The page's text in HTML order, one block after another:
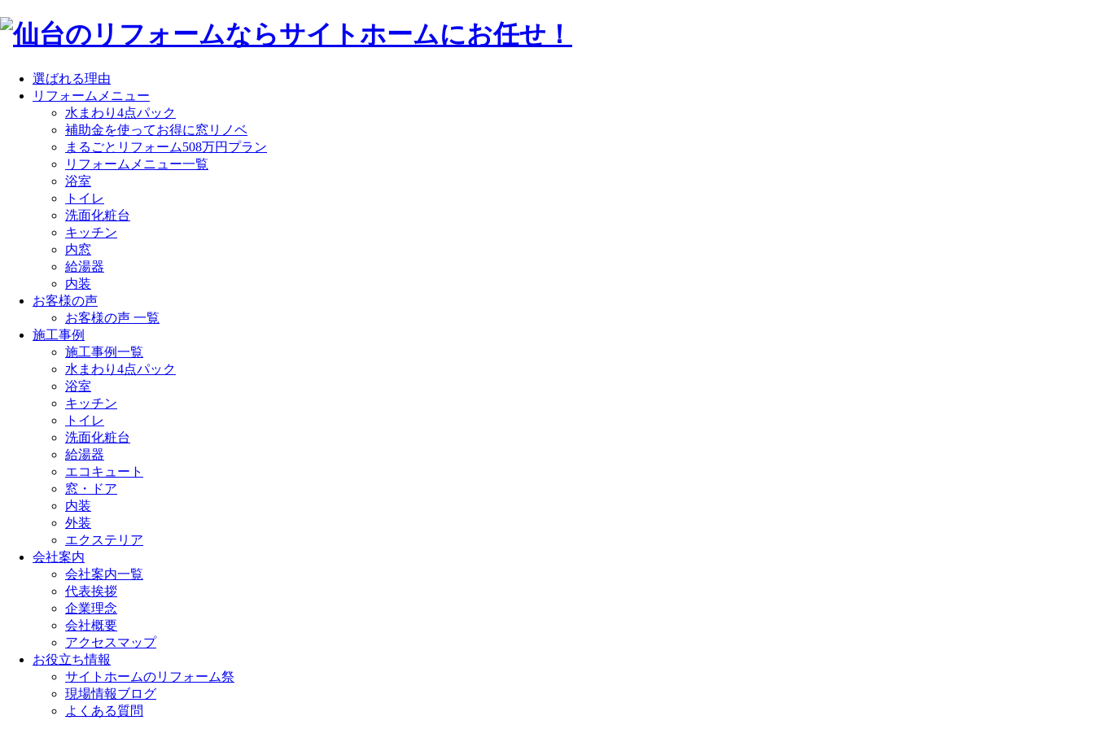
選ばれる理由
リフォームメニュー
水まわり4点パック
補助金を使ってお得に窓リノベ
まるごとリフォーム508万円プラン
リフォームメニュー一覧
浴室
トイレ
洗面化粧台
キッチン
内窓
給湯器
内装
お客様の声
お客様の声 一覧
施工事例
施工事例一覧
水まわり4点パック
浴室
キッチン
トイレ
洗面化粧台
給湯器
エコキュート
窓・ドア
内装
外装
エクステリア
会社案内
会社案内一覧
代表挨拶
企業理念
会社概要
アクセスマップ
お役立ち情報
サイトホームのリフォーム祭
現場情報ブログ
よくある質問